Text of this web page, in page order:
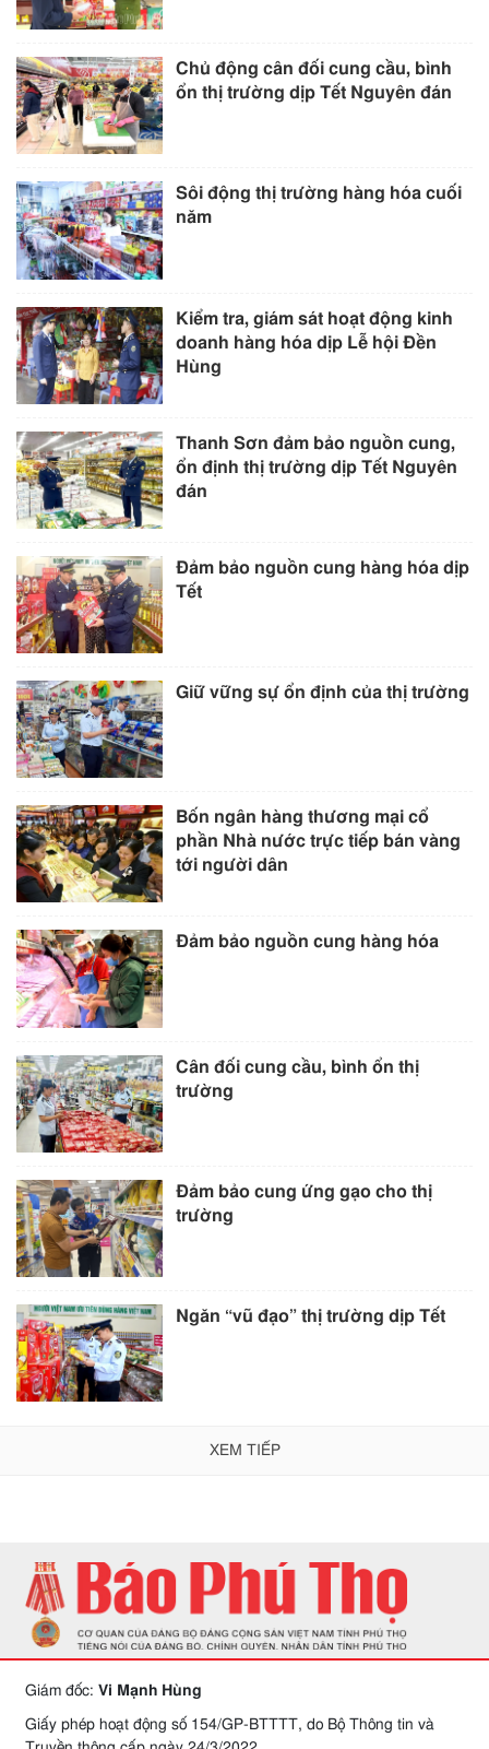
Chủ động cân đối cung cầu, bình
ổn thị trường dịp Tết Nguyên đán
Sôi động thị trường hàng hóa cuối
năm
Kiểm tra, giám sát hoạt động kinh
doanh hàng hóa dịp Lễ hội Đền
Hùng
Thanh Sơn đảm bảo nguồn cung,
ổn định thị trường dịp Tết Nguyên
đán
Đảm bảo nguồn cung hàng hóa dịp
Tết
Giữ vững sự ổn định của thị trường
Bốn ngân hàng thương mại cổ
phần Nhà nước trực tiếp bán vàng
tới người dân
Đảm bảo nguồn cung hàng hóa
Cân đối cung cầu, bình ổn thị
trường
Đảm bảo cung ứng gạo cho thị
trường
Ngăn “vũ đạo” thị trường dịp Tết
XEM TIẾP
Giám đốc: Vi Mạnh Hùng
Giấy phép hoạt động số 154/GP-BTTTT, do Bộ Thông tin và